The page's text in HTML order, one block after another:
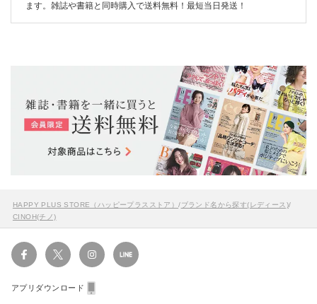
ます。雑誌や書籍と同時購入で送料無料！最短当日発送！
HAPPY PLUS STORE（ハッピープラスストア）/ブランド名から探す(レディース)/
CINOH(チノ)
アプリダウンロード